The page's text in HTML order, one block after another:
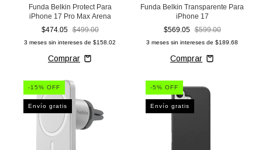
Funda Belkin Protect Para
iPhone 17 Pro Max Arena
$474.05 $499.00
3 meses sin intereses de $158.02
Funda Belkin Transparente Para
iPhone 17
$569.05 $599.00
3 meses sin intereses de $189.68
-15% OFF
Envío gratis
-5% OFF
Envío gratis